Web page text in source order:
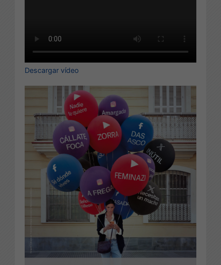
Descargar vídeo